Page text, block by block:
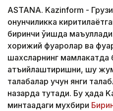
ASTANA. Kazinform -
қонунчиликка
биринчи ўқишда
хорижий фуқаролар ва
шахсларнинг мамлакатда
қатъийлаштиришни, шу
талабалар учун янги
назарда тутади. Бу ҳақда
минтақадаги мухбири